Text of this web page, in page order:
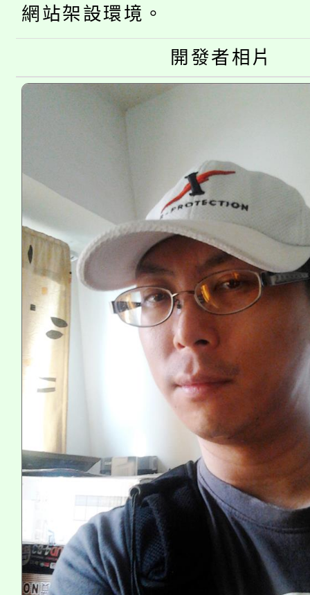
半價優惠，詳情可洽有
份教師增能研習
大溪自造教育及科技中
份教師研習
淨零綠生活教案入校路
會
115年食農教育專業人
網站架設環境。
開發者相片